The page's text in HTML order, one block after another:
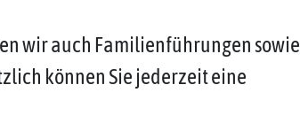
wir auch Familienführungen sowie
können Sie jederzeit eine